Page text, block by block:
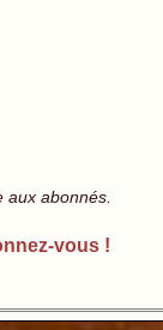
aux abonnés.
vous !